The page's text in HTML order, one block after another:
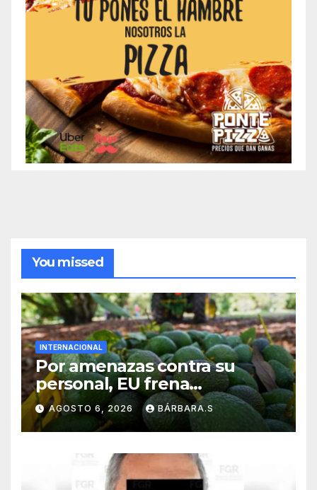
You missed
INTERNACIONAL
Por amenazas contra su
personal, EU frena
exportación de aguacate
AGOSTO 6, 2026 BÁRBARA.S